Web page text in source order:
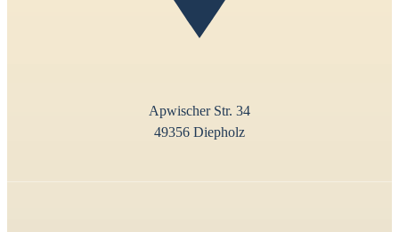
Apwischer Str. 34
49356 Diepholz